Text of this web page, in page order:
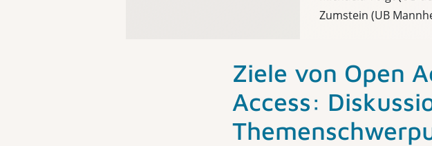
Zumstein (UB
Ziele von Open
Access: